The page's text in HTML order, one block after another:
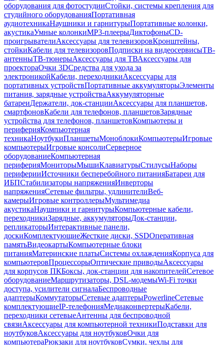
оборудования для фотостудииСтойки, системы крепления для
студийного оборудованияПортативная
аудиотехникаНаушники и гарнитурыПортативные колонки,
акустикаУмные колонкиMP3-плеерыДиктофоныCD-
проигрывателиАксессуары для телевизоровКронштейны,
стойкиКабели для телевизоровПодписки на видеосервисыТВ-
антенныТВ-тюнерыАксессуары для ТВАксессуары для
проектораОчки 3DСредства для ухода за
электроникойКабели, переходникиАксессуары для
портативных устройствПортативные аккумуляторыЭлементы
питания, зарядные устройстваАккумуляторные
батареиДержатели, док-станцииАксессуары для планшетов,
смартфоновКабели для телефонов, планшетовЗарядные
устройства для телефонов, планшетовКомпьютеры и
периферияКомпьютерная
техникаНоутбукиПланшетыМоноблокиКомпьютерыИгровые
компьютерыИгровые консолиСерверное
оборудованиеКомпьютерная
периферияМониторыМышиКлавиатурыСтилусыНаборы
периферииИсточники бесперебойного питанияБатареи для
ИБПСтабилизаторы напряженияИнверторы
напряженияСетевые фильтры, удлинителиВеб-
камерыИгровые контроллерыМультимедиа
акустикаНаушники и гарнитурыКомпьютерные кабели,
переходникиЗарядные, аккумуляторыДок-станции,
репликаторыИнтерактивные панели,
доскиКомплектующиеЖесткие диски, SSDОперативная
памятьВидеокартыКомпьютерные блоки
питанияМатеринские платыСистемы охлажденияКорпуса для
компьютеровПроцессорыОптические приводыАксессуары
для корпусов ПКБоксы, док-станции для накопителейСетевое
оборудованиеМаршрутизаторы, DSL-модемыWi-Fi точки
доступа, усилители сигналаБеспроводные
адаптерыКоммутаторыСетевые адаптерыPowerlineСетевые
комплектующиеIP-телефонияМедиаконвертерыКабели,
переходники сетевыеАнтенны для беспроводной
связиАксессуары для компьютерной техникиПодставки для
ноутбуковАксессуары для ноутбуковОчки для
компьютераРюкзаки для ноутбуковСумки, чехлы для